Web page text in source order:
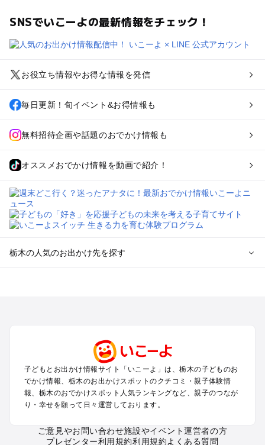
SNSでいこーよの最新情報をチェック！
お役立ち情報やお得な情報を発信
毎日更新！旬イベント&お得情報も
無料招待企画や話題のおでかけ情報も
オススメおでかけ情報を動画で紹介！
栃木の人気のお出かけ先を探す
小山・栃木・鹿沼周辺のプールお出かけ
熊谷・太田・足利・古河のプールお出かけ
塩原・矢板・大田原・西那須野のプールお出かけ
鬼怒川・川治・湯西川・川俣のプールお出かけ
真岡・益子・茂木・馬頭のプールお出かけ
栃木の定番お出かけスポット
子どもとお出かけ情報サイト「いこーよ」は、栃木の子どものお
でかけ情報、栃木のお出かけスポットのクチコミ・親子体験情
報、栃木のおでかけスポット人気ランキングなど、親子のつなが
り・幸せを願って日々運営しております。
ご意見やお問い合わせ施設やイベント運営者の方
プレゼンター利用規約利用規約よくある質問